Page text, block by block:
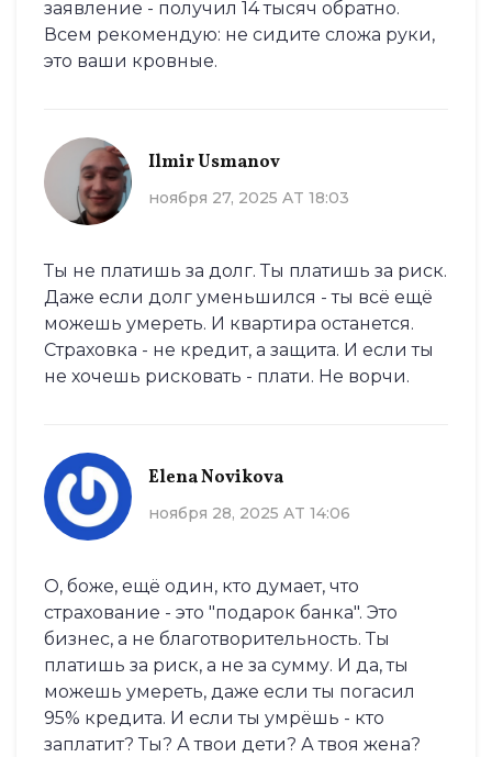
заявление - получил 14 тысяч обратно.
Всем рекомендую: не сидите сложа руки,
это ваши кровные.
Ilmir Usmanov
ноября 27, 2025 AT 18:03
Ты не платишь за долг. Ты платишь за риск.
Даже если долг уменьшился - ты всё ещё
можешь умереть. И квартира останется.
Страховка - не кредит, а защита. И если ты
не хочешь рисковать - плати. Не ворчи.
Elena Novikova
ноября 28, 2025 AT 14:06
О, боже, ещё один, кто думает, что
страхование - это "подарок банка". Это
бизнес, а не благотворительность. Ты
платишь за риск, а не за сумму. И да, ты
можешь умереть, даже если ты погасил
95% кредита. И если ты умрёшь - кто
заплатит? Ты? А твои дети? А твоя жена?